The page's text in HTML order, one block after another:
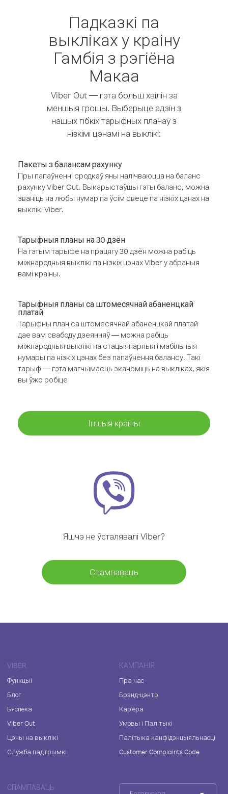
Падказкі па
выкліках у краіну
Гамбія з рэгіёна
Макаа
Viber Out — гэта больш хвілін за
меншыя грошы. Выберыце адзін з
нашых гібкіх тарыфных планаў з
нізкімі цэнамі на выклікі:
Пакеты з балансам рахунку
Пры папаўненні сродкаў яны налічваюцца на баланс
рахунку Viber Out. Выкарыстаўшы гэты баланс, можна
званіць на любы нумар па ўсім свеце па нізкіх цэнах на
выклікі Viber.
Тарыфныя планы на 30 дзён
На гэтым тарыфе на працягу 30 дзён можна рабіць
міжнародныя выклікі па нізкіх цэнах Viber у абраныя
вамі краіны.
Тарыфныя планы са штомесячнай абаненцкай
платай
Тарыфны план са штомесячнай абаненцкай платай
дае вам свабоду дзеянняў — можна рабіць
міжнародныя выклікі на стацыянарныя і мабільныя
нумары па нізкіх цэнах без папаўнення балансу. Такі
тарыф — гэта магчымасць эканоміць на выкліках, якія
вы ўжо робіце
Іншыя краіны
Яшчэ не ўсталявалі Viber?
Спампаваць
VIBER
Функцыі
Блог
Бяспека
Viber Out
Цэны на выклікі
Служба падтрымкі
КАМПАНІЯ
Пра нас
Брэнд-цэнтр
Кар'ера
Умовы і Палітыкі
Палітыка канфідэнцыяльнасці
Customer Complaints Code
СПАМПАВАЦЬ